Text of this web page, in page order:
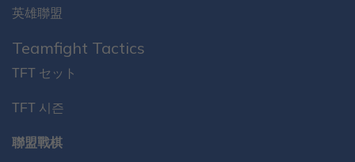
英雄聯盟
Teamfight Tactics
TFT セット
TFT 시즌
聯盟戰棋